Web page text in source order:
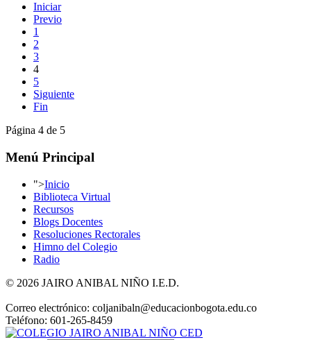
Iniciar
Previo
1
2
3
4
5
Siguiente
Fin
Página 4 de 5
Menú Principal
">Inicio
Biblioteca Virtual
Recursos
Blogs Docentes
Resoluciones Rectorales
Himno del Colegio
Radio
© 2026 JAIRO ANIBAL NIÑO I.E.D.
Correo electrónico: coljanibaln@educacionbogota.edu.co
Teléfono: 601-265-8459